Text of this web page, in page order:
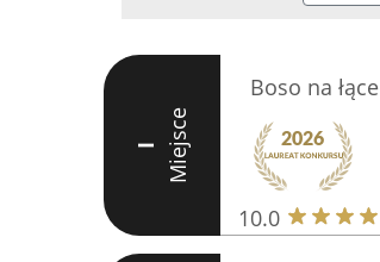
I Miejsce
Boso na łące
10.0